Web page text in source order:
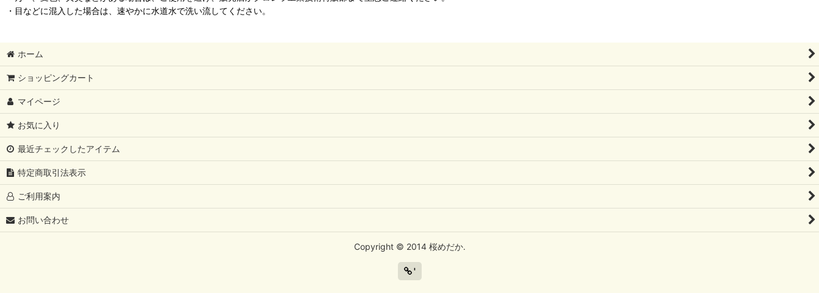
・目などに混入した場合は、速やかに水道水で洗い流してください。
ホーム
ショッピングカート
マイページ
お気に入り
最近チェックしたアイテム
特定商取引法表示
ご利用案内
お問い合わせ
Copyright © 2014 桜めだか.
'